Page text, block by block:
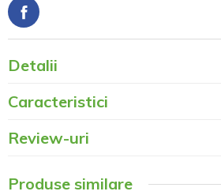
Detalii
Caracteristici
Review-uri
Produse similare